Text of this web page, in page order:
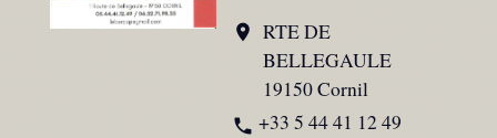
location_on RTE DE
BELLEGAULE
19150 Cornil
phone +33 5 44 41 12 49